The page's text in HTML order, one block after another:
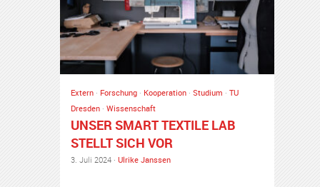
Extern · Forschung · Kooperation · Studium · TU
Dresden · Wissenschaft
UNSER SMART TEXTILE LAB
STELLT SICH VOR
3. Juli 2024 · Ulrike Janssen